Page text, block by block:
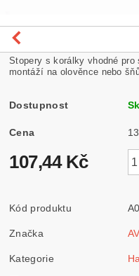
Stopery s korálky vhodné
montáží na olověnce nebo
Dostupnost
Cena
107,44 Kč
Kód produktu
Značka
Kategorie